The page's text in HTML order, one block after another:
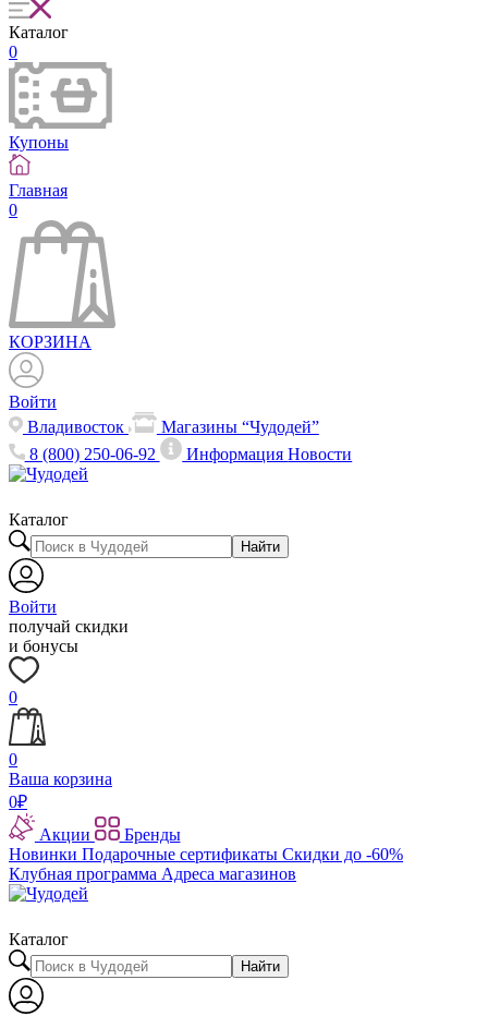
Каталог
0
Купоны
Главная
0
КОРЗИНА
Войти
Владивосток
Магазины “Чудодей”
8 (800) 250-06-92
ИнформацияНовости
Каталог
Найти
Войти
получай скидки
и бонусы
0
0
Ваша корзина
0₽
Акции
Бренды
Новинки Подарочные сертификаты Скидки до -60%
Клубная программа Адреса магазинов
Каталог
Найти